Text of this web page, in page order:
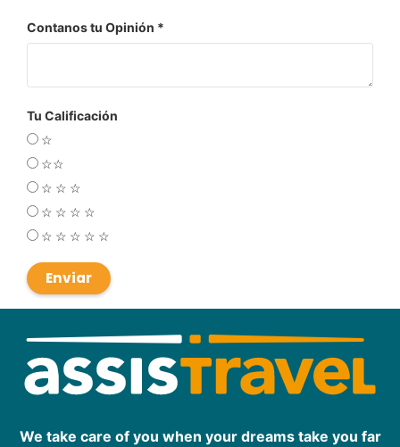
Contanos tu Opinión
Tu Calificación
☆
☆☆
☆ ☆ ☆
☆ ☆ ☆ ☆
☆ ☆ ☆ ☆ ☆
Enviar
We take care of you when your dreams take you far